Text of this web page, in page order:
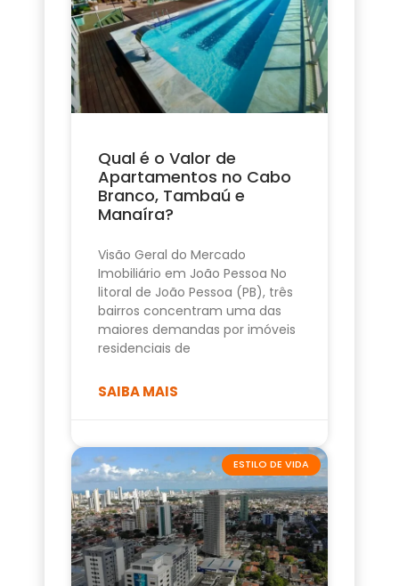
Qual é o Valor de
Apartamentos no Cabo
Branco, Tambaú e
Manaíra?
Visão Geral do Mercado
Imobiliário em João Pessoa No
litoral de João Pessoa (PB), três
bairros concentram uma das
maiores demandas por imóveis
residenciais de
SAIBA MAIS
ESTILO DE VIDA